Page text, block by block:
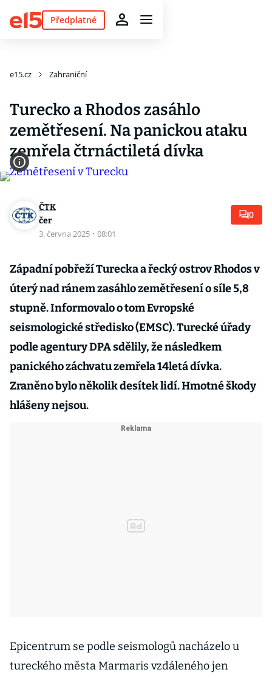
Předplatné
e15.cz Zahraniční
Turecko a Rhodos zasáhlo
zemětřesení. Na panickou ataku
zemřela čtrnáctiletá dívka
ČTK
čer
3. června 2025 · 08:01
0
Západní pobřeží Turecka a řecký ostrov Rhodos v
úterý nad ránem zasáhlo zemětřesení o síle 5,8
stupně. Informovalo o tom Evropské
seismologické středisko (EMSC). Turecké úřady
podle agentury DPA sdělily, že následkem
panického záchvatu zemřela 14letá dívka.
Zraněno bylo několik desítek lidí. Hmotné škody
hlášeny nejsou.
Epicentrum se podle seismologů nacházelo u
tureckého města Marmaris vzdáleného jen